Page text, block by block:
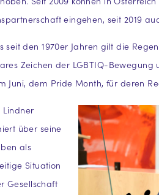
eingehen, seit 2019
seit den 1970er Jahren gilt die
Zeichen der LGBTIQ-
Juni, dem Pride Month, für deren
über seine
als
Situation
Gesellschaft